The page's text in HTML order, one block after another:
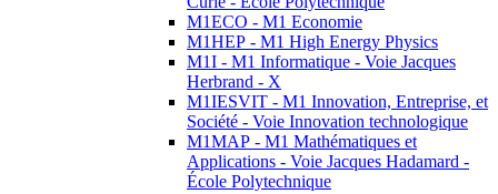
M1ECO - M1 Economie
M1HEP - M1 High Energy Physics
M1I - M1 Informatique - Voie Jacques
Herbrand - X
M1IESVIT - M1 Innovation, Entreprise, et
Société - Voie Innovation technologique
M1MAP - M1 Mathématiques et
Applications - Voie Jacques Hadamard -
École Polytechnique